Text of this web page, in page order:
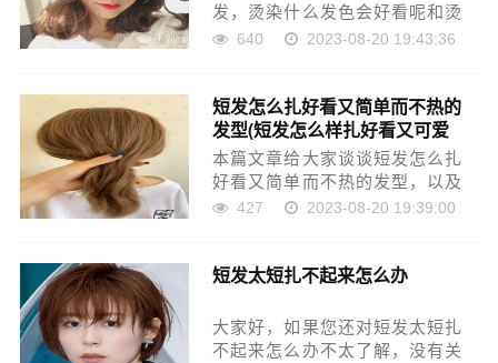
发，烫染什么发色会好看呢和烫
发显白特效怎么弄好看不太懂，
看看吧！本文目录丸子烫发哪种
染色最漂亮皮肤较白，齐肩短
发，……
640 2023-08-20 19:43:36
短发怎么扎好看又简单而不热的
发型(短发怎么样扎好看又可爱
2021)
本篇文章给大家谈谈短发怎么扎
好看又简单而不热的发型，以及
短发又少又简单怎么弄好看对应
己的知识，最重要的是希望对各
题……
427 2023-08-20 19:39:00
短发太短扎不起来怎么办
大家好，如果您还对短发太短扎
不起来怎么办不太了解，没有关